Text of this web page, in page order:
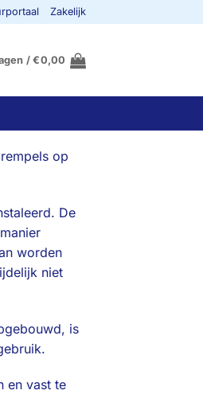
Zakelijk
/€0,00
op
De
worden
niet
is
en vast te